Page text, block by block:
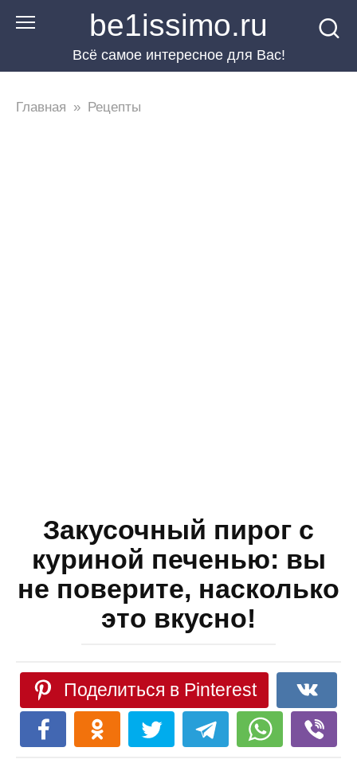
Перейти
be1issimo.ru
Всё самое интересное для Вас!
Главная » Рецепты
Закусочный пирог с
куриной печенью: вы
не поверите, насколько
это вкусно!
Поделиться в Pinterest